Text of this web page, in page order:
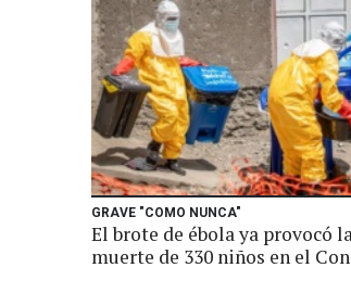
GRAVE "COMO NUNCA"
El brote de ébola ya provocó
muerte de 330 niños en el